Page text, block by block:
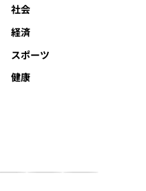
社会
経済
スポーツ
健康